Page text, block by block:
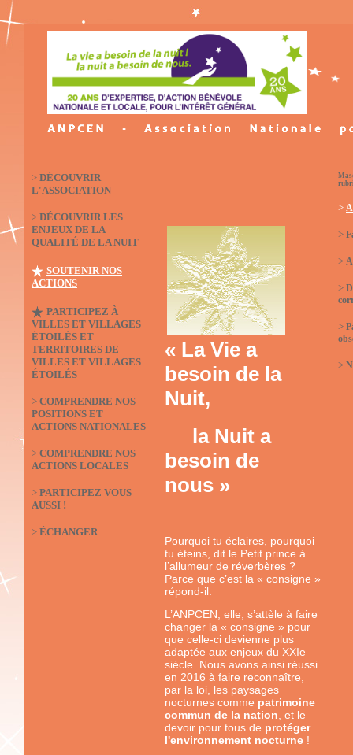
> DÉCOUVRIR
L'ASSOCIATION
> DÉCOUVRIR LES
ENJEUX DE LA
QUALITÉ DE LA NUIT
SOUTENIR NOS
ACTIONS
PARTICIPEZ À
VILLES ET VILLAGES
ÉTOILÉS ET
TERRITOIRES DE
VILLES ET VILLAGES
ÉTOILÉS
> COMPRENDRE NOS
POSITIONS ET
ACTIONS NATIONALES
> COMPRENDRE NOS
ACTIONS LOCALES
> PARTICIPEZ VOUS
AUSSI !
> ÉCHANGER
« La Vie a
besoin de la
Nuit,
la Nuit a
besoin de
nous »
Pourquoi tu éclaires, pourquoi
tu éteins, dit le Petit prince à
l’allumeur de réverbères ?
Parce que c’est la « consigne »
répond-il.
L’ANPCEN, elle, s’attèle à faire
changer la « consigne » pour
que celle-ci devienne plus
adaptée aux enjeux du XXIe
siècle. Nous avons ainsi réussi
en 2016 à faire reconnaître,
par la loi, les paysages
nocturnes comme patrimoine
commun de la nation , et le
devoir pour tous de protéger
l'environnement nocturne !
>
>
>
>
>
>